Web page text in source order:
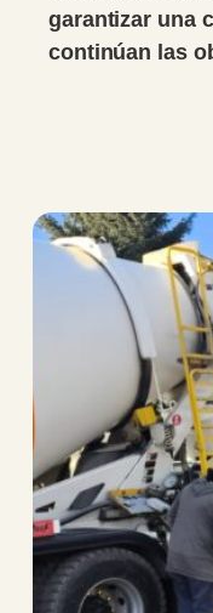
garantizar una
continúan las